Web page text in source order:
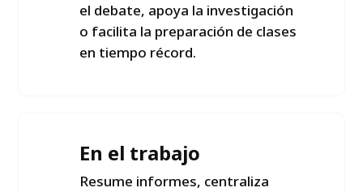
el debate, apoya la investigación
o facilita la preparación de clases
en tiempo récord.
En el trabajo
Resume informes, centraliza